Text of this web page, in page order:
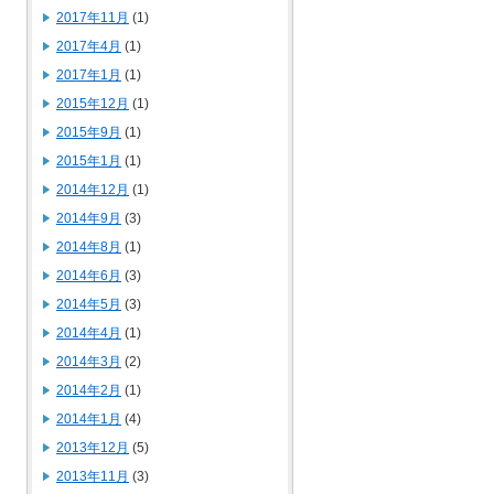
2017年11月 (1)
2017年4月 (1)
2017年1月 (1)
2015年12月 (1)
2015年9月 (1)
2015年1月 (1)
2014年12月 (1)
2014年9月 (3)
2014年8月 (1)
2014年6月 (3)
2014年5月 (3)
2014年4月 (1)
2014年3月 (2)
2014年2月 (1)
2014年1月 (4)
2013年12月 (5)
2013年11月 (3)